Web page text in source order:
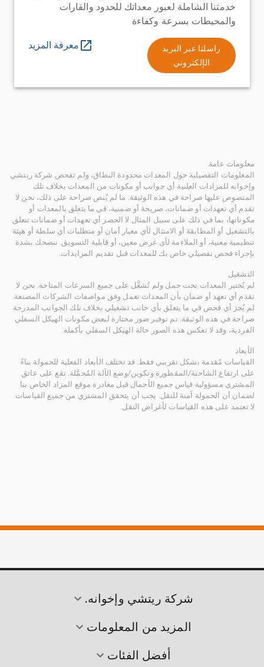
خدمتنا الشاملة لعبور معداتك للحدود والقارات
والمحيطات بسرعة وكفاءة
راسلنا عبر البريد
الإلكتروني
معرفة المزيد
معلومات عامة
المعلومات التفصيلية حول المعدات محدودة النطاق، ولم تفحص شركة ريتشي
وإخوانه للمزادات العلنية أي جوانب أو مكونات من المعدات بخلاف تلك
المنصوص عليها صراحة في هذه الوثيقة. ما لم يُنص صراحة على ذلك، نحن لا
نقدم أي تعهدات أو ضمانات، صريحة أو ضمنية، في ما يتعلق بالمعدات أو
مكوناتها، بما في ذلك على سبيل المثال لا الحصر أي تعهدات أو ضمانات تتعلق
بالتشغيل أو المطابقة أو الامتثال لأي معيار أمان أو متطلبات أي سلطة أو هيئة
تنظيمية معنية، أو الملاءمة لأي غرض معين، أو قابلية التسويق. ننصحك بشدة
بإجراء فحص تفصيلي خاص بك للمعدات قبل تقديم المزايدات.
التشغيل
لم تُختبر المعدات تحت حمل ولم تُشغَّل على جميع السرعات المتاحة. نحن لا
نقدم أي تعهد أو ضمان بأن المعدات تعمل وفق مواصفات الشركات المصنعة.
لم يُجرَ أي فحص في ما يتعلق بأي جانب تشغيلي بخلاف تلك الجوانب المدرجة
صراحة في هذه الوثيقة. تم توفير صور مختارة لبعض مكونات الهيكل السفلي
الفردية، وقد لا تعكس هذه الصور حالة الهيكل السفلي بأكمله.
الأبعاد
القياسات مُقدمة بشكل تقريبي فقط. قد تختلف الأبعاد الفعلية للحمولة بناءً
على ارتفاع الشاحنة/المقطورة وتكوين/وضع الآلة المُحمَّلة. تقع على عاتق
المشتري مسؤولية قياس جميع الأحمال قبل مغادرة موقع المزاد الخاص بنا
لضمان أن الحمولة آمنة للنقل. يجب أن يتحقق المشتري من جميع القياسات.
لا تعتمد على هذه القياسات لأغراض النقل.
شركة ريتشي وإخوانه.
المزيد من المعلومات
أفضل الفئات